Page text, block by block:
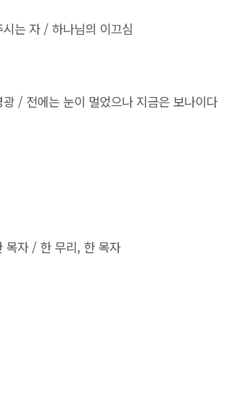
시는 자/하나님의 이끄심
광 / 전에는 눈이 멀었으나 지금은 보나이다
목자/ 한 무리, 한 목자